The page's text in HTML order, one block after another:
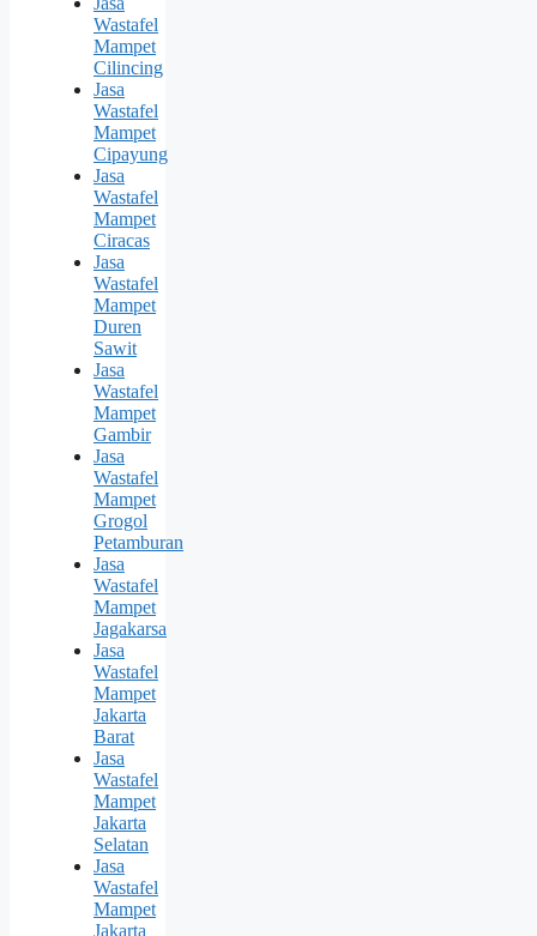
Wastafel
Mampet
Cilincing
Jasa
Wastafel
Mampet
Cipayung
Jasa
Wastafel
Mampet
Ciracas
Jasa
Wastafel
Mampet
Duren
Sawit
Jasa
Wastafel
Mampet
Gambir
Jasa
Wastafel
Mampet
Grogol
Petamburan
Jasa
Wastafel
Mampet
Jagakarsa
Jasa
Wastafel
Mampet
Jakarta
Barat
Jasa
Wastafel
Mampet
Jakarta
Selatan
Jasa
Wastafel
Mampet
Jakarta